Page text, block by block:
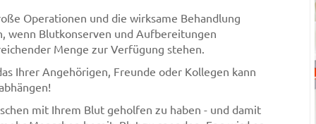
Operationen und die wirksame Behandlung
wenn Blutkonserven und Aufbereitungen
Menge zur Verfügung stehen.
Ihrer Angehörigen, Freunde oder Kollegen kann
mit Ihrem Blut geholfen zu haben - und damit